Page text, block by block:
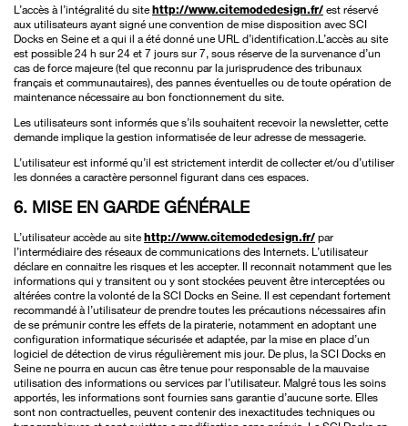
L’accès à l’intégralité du sitehttp://www.citemodedesign.fr/est réservé
aux utilisateurs ayant signé une convention de mise disposition avec SCI
Docks en Seine et a qui il a été donné une URL d’identification.L’accès au site
est possible 24 h sur 24 et 7 jours sur 7, sous réserve de la survenance d’un
cas de force majeure (tel que reconnu par la jurisprudence des tribunaux
français et communautaires), des pannes éventuelles ou de toute opération de
maintenance nécessaire au bon fonctionnement du site.
Les utilisateurs sont informés que s’ils souhaitent recevoir la newsletter, cette
demande implique la gestion informatisée de leur adresse de messagerie.
L’utilisateur est informé qu’il est strictement interdit de collecter et/ou d’utiliser
les données a caractère personnel figurant dans ces espaces.
6. MISE EN GARDE GÉNÉRALE
L’utilisateur accède au sitehttp://www.citemodedesign.fr/par
l’intermédiaire des réseaux de communications des Internets. L’utilisateur
déclare en connaitre les risques et les accepter. Il reconnait notamment que les
informations qui y transitent ou y sont stockées peuvent être interceptées ou
altérées contre la volonté de la SCI Docks en Seine. Il est cependant fortement
recommandé à l’utilisateur de prendre toutes les précautions nécessaires afin
de se prémunir contre les effets de la piraterie, notamment en adoptant une
configuration informatique sécurisée et adaptée, par la mise en place d’un
logiciel de détection de virus régulièrement mis jour. De plus, la SCI Docks en
Seine ne pourra en aucun cas être tenue pour responsable de la mauvaise
utilisation des informations ou services par l’utilisateur. Malgré tous les soins
apportés, les informations sont fournies sans garantie d’aucune sorte. Elles
sont non contractuelles, peuvent contenir des inexactitudes techniques ou